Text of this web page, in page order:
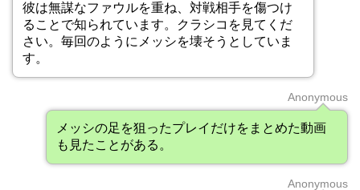
彼は無謀なファウルを重ね、対戦相手を傷つけ
ることで知られています。クラシコを見てくだ
さい。毎回のようにメッシを壊そうとしていま
す。
Anonymous
メッシの足を狙ったプレイだけをまとめた動画
も見たことがある。
Anonymous